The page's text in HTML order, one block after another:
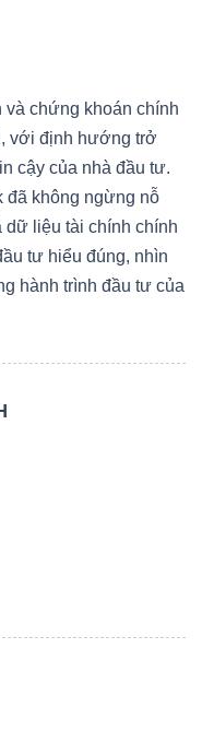
và chứng khoán chính
với định hướng trở
cậy của nhà đầu tư.
đã không ngừng nỗ
dữ liệu tài chính chính
tư hiểu đúng, nhìn
hành trình đầu tư của